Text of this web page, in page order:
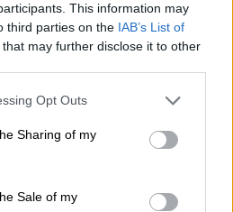
This information may
third parties on the IAB’s List of
that may further disclose it to other
app uses one or more Google
behaviour. You may click to
and its third-party tags to
purposes in below Google
Opt Outs
Sharing of my
Sale of my
και μείωση 59%
μέσο εβδομαδιαίο
κατά τις
ασθενών με λοίμωξη
είναι 40
θάνατοι με διάμεση
(εύρος 71-96 έτη)